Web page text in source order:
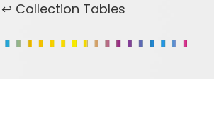
↩ Collection Tables